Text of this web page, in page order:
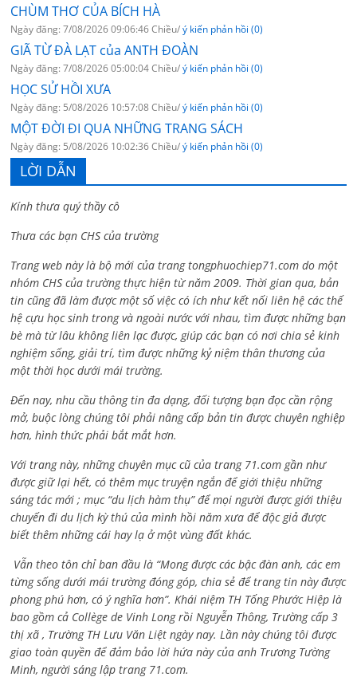
CHÙM THƠ CỦA BÍCH HÀ
Ngày đăng: 7/08/2026 09:06:46 Chiều/ý kiến phản hồi (0)
GIÃ TỪ ĐÀ LẠT của ANTH ĐOÀN
Ngày đăng: 7/08/2026 05:00:04 Chiều/ý kiến phản hồi (0)
HỌC SỬ HỒI XƯA
Ngày đăng: 5/08/2026 10:57:08 Chiều/ý kiến phản hồi (0)
MỘT ĐỜI ĐI QUA NHỮNG TRANG SÁCH
Ngày đăng: 5/08/2026 10:02:36 Chiều/ý kiến phản hồi (0)
LỜI DẪN
Kính thưa quý thầy cô
Thưa các bạn CHS của trường
Trang web này là bộ mới của trang tongphuochiep71.com do một
nhóm CHS của trường thực hiện từ năm 2009. Thời gian qua, bản
tin cũng đã làm được một số việc có ích như kết nối liên hệ các thế
hệ cựu học sinh trong và ngoài nước với nhau, tìm được những bạn
bè mà từ lâu không liên lạc được, giúp các bạn có nơi chia sẻ kinh
nghiệm sống, giải trí, tìm được những kỷ niệm thân thương của
một thời học dưới mái trường.
Đến nay, nhu cầu thông tin đa dạng, đối tượng bạn đọc cần rộng
mở, buộc lòng chúng tôi phải nâng cấp bản tin được chuyên nghiệp
hơn, hình thức phải bắt mắt hơn.
Với trang này, những chuyên mục cũ của trang 71.com gần như
được giữ lại hết, có thêm mục truyện ngắn để giới thiệu những
sáng tác mới ; mục “du lịch hàm thụ” để mọi người được giới thiệu
chuyến đi du lịch kỳ thú của mình hồi năm xưa để độc giả được
biết thêm những cái hay lạ ở một vùng đất khác.
Vẫn theo tôn chỉ ban đầu là “Mong được các bậc đàn anh, các em
từng sống dưới mái trường đóng góp, chia sẻ để trang tin này được
phong phú hơn, có ý nghĩa hơn”. Khái niệm TH Tống Phước Hiệp là
bao gồm cả Collège de Vinh Long rồi Nguyễn Thông, Trường cấp 3
thị xã , Trường TH Lưu Văn Liệt ngày nay. Lần này chúng tôi được
giao toàn quyền để đảm bảo lời hứa này của anh Trương Tường
Minh, người sáng lập trang 71.com.